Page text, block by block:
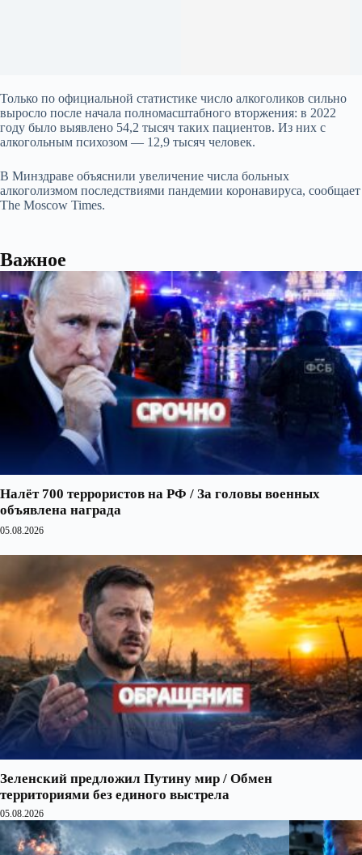
Только по официальной статистике число алкоголиков сильно
выросло после начала полномасштабного вторжения: в 2022
году было выявлено 54,2 тысяч таких пациентов. Из них с
алкогольным психозом — 12,9 тысяч человек.
В Минздраве объяснили увеличение числа больных
алкоголизмом последствиями пандемии коронавируса, сообщает
The Moscow Times.
Важное
Налёт 700 террористов на РФ / За головы военных
объявлена награда
05.08.2026
Зеленский предложил Путину мир / Обмен
территориями без единого выстрела
05.08.2026